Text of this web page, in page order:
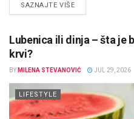
SAZNAJTE VIŠEDETAILS
Lubenica ili dinja – šta je
krvi?
BY MILENA STEVANOVIĆ JUL 29, 2026
LIFESTYLE